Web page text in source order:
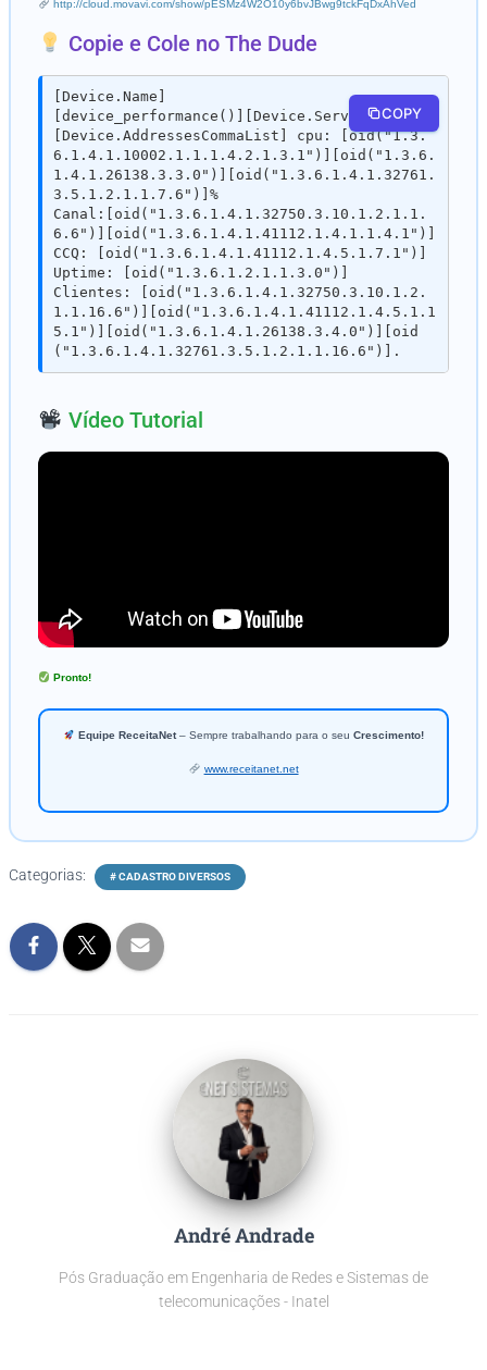
http://cloud.movavi.com/show/pESMz4W2O10y6bvJBwg9tckFqDxAhVed
Copie e Cole no The Dude
[Device.Name]
[device_performance()][Device.ServicesDown]
[Device.AddressesCommaList] cpu: [oid("1.3.
6.1.4.1.10002.1.1.1.4.2.1.3.1")][oid("1.3.6.
1.4.1.26138.3.3.0")][oid("1.3.6.1.4.1.32761.
3.5.1.2.1.1.7.6")]%
Canal:[oid("1.3.6.1.4.1.32750.3.10.1.2.1.1.
6.6")][oid("1.3.6.1.4.1.41112.1.4.1.1.4.1")]
CCQ: [oid("1.3.6.1.4.1.41112.1.4.5.1.7.1")]
Uptime: [oid("1.3.6.1.2.1.1.3.0")]
Clientes: [oid("1.3.6.1.4.1.32750.3.10.1.2.
1.1.16.6")][oid("1.3.6.1.4.1.41112.1.4.5.1.1
5.1")][oid("1.3.6.1.4.1.26138.3.4.0")][oid
COPY
Vídeo Tutorial
Pronto!
Equipe ReceitaNet– Sempre trabalhando para o seuCrescimento!
www.receitanet.net
Categorias: # CADASTRO DIVERSOS
André Andrade
Pós Graduação em Engenharia de Redes e Sistemas de
telecomunicações - Inatel